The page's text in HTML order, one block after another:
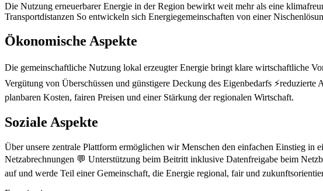
Die Nutzung erneuerbarer Energie in der Region bewirkt weit mehr als eine
Transportdistanzen So entwickeln sich Energiegemeinschaften von einer
Ökonomische Aspekte
Die gemeinschaftliche Nutzung lokal erzeugter Energie bringt klare wirtschaftliche
Vergütung von Überschüssen und günstigere Deckung des Eigenbedarfs
planbaren Kosten, fairen Preisen und einer Stärkung der regionalen Wirtschaft.
Soziale Aspekte
Über unsere zentrale Plattform ermöglichen wir Menschen den einfachen Einstieg
Netzabrechnungen 💬 Unterstützung beim Beitritt inklusive Datenfreigabe beim
auf und werde Teil einer Gemeinschaft, die Energie regional, fair und